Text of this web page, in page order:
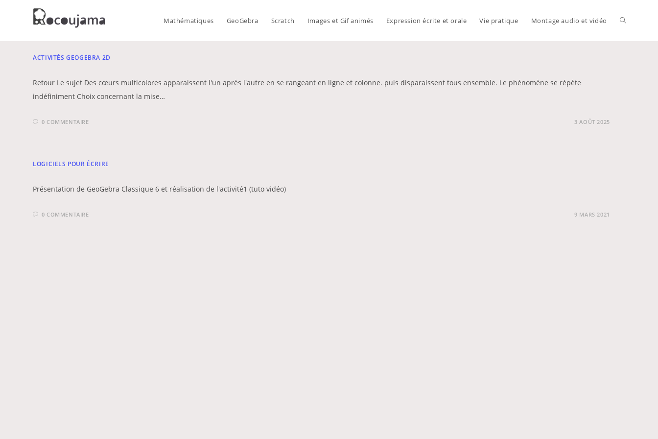
Mathématiques GeoGebra Scratch Images et Gif animés Expression écrite et orale Vie pratique Montage audio et vidéo Toggle
ACTIVITÉS GEOGEBRA 2D
Retour Le sujet Des cœurs multicolores apparaissent l'un après l'autre en se rangeant en ligne et colonne. puis disparaissent tous ensemble. Le phénomène se répète
indéfiniment Choix concernant la mise…
0 COMMENTAIRE 3 AOÛT 2025
LOGICIELS POUR ÉCRIRE
Présentation de GeoGebra Classique 6 et réalisation de l'activité1 (tuto vidéo)
0 COMMENTAIRE 9 MARS 2021